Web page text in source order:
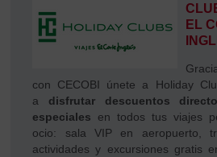
EL
con CECOBI únete a Holiday
a disfrutar descuentos
especiales en todos tus viajes
ocio: sala VIP en aeropuerto,
actividades y excursiones gratis